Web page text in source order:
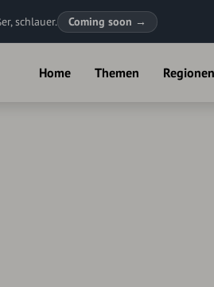
schlauer. Coming soon →
Home Themen Regionen